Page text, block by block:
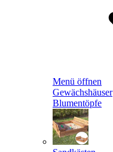
Menü öffnen
Gewächshäuser
Blumentöpfe